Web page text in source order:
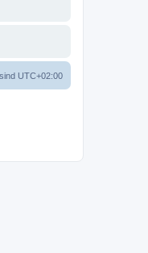
UTC+02:00